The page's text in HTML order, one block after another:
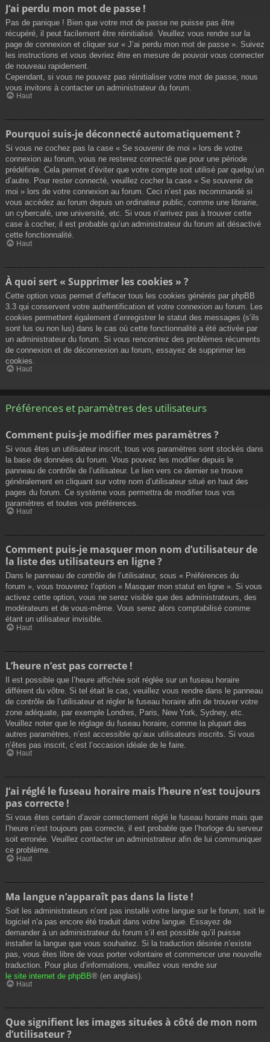
J’ai perdu mon mot de passe !
Pas de panique ! Bien que votre mot de passe ne puisse pas être
récupéré, il peut facilement être réinitialisé. Veuillez vous rendre sur la
page de connexion et cliquer sur « J’ai perdu mon mot de passe ». Suivez
les instructions et vous devriez être en mesure de pouvoir vous connecter
de nouveau rapidement.
Cependant, si vous ne pouvez pas réinitialiser votre mot de passe, nous
vous invitons à contacter un administrateur du forum.
Haut
Pourquoi suis-je déconnecté automatiquement ?
Si vous ne cochez pas la case « Se souvenir de moi » lors de votre
connexion au forum, vous ne resterez connecté que pour une période
prédéfinie. Cela permet d’éviter que votre compte soit utilisé par quelqu’un
d’autre. Pour rester connecté, veuillez cocher la case « Se souvenir de
moi » lors de votre connexion au forum. Ceci n’est pas recommandé si
vous accédez au forum depuis un ordinateur public, comme une librairie,
un cybercafé, une université, etc. Si vous n’arrivez pas à trouver cette
case à cocher, il est probable qu’un administrateur du forum ait désactivé
cette fonctionnalité.
Haut
À quoi sert « Supprimer les cookies » ?
Cette option vous permet d’effacer tous les cookies générés par phpBB
3.3 qui conservent votre authentification et votre connexion au forum. Les
cookies permettent également d’enregistrer le statut des messages (s’ils
sont lus ou non lus) dans le cas où cette fonctionnalité a été activée par
un administrateur du forum. Si vous rencontrez des problèmes récurrents
de connexion et de déconnexion au forum, essayez de supprimer les
cookies.
Haut
Préférences et paramètres des utilisateurs
Comment puis-je modifier mes paramètres ?
Si vous êtes un utilisateur inscrit, tous vos paramètres sont stockés dans
la base de données du forum. Vous pouvez les modifier depuis le
panneau de contrôle de l’utilisateur. Le lien vers ce dernier se trouve
généralement en cliquant sur votre nom d’utilisateur situé en haut des
pages du forum. Ce système vous permettra de modifier tous vos
paramètres et toutes vos préférences.
Haut
Comment puis-je masquer mon nom d’utilisateur de
la liste des utilisateurs en ligne ?
Dans le panneau de contrôle de l’utilisateur, sous « Préférences du
forum », vous trouverez l’option « Masquer mon statut en ligne ». Si vous
activez cette option, vous ne serez visible que des administrateurs, des
modérateurs et de vous-même. Vous serez alors comptabilisé comme
étant un utilisateur invisible.
Haut
L’heure n’est pas correcte !
Il est possible que l’heure affichée soit réglée sur un fuseau horaire
différent du vôtre. Si tel était le cas, veuillez vous rendre dans le panneau
de contrôle de l’utilisateur et régler le fuseau horaire afin de trouver votre
zone adéquate, par exemple Londres, Paris, New York, Sydney, etc.
Veuillez noter que le réglage du fuseau horaire, comme la plupart des
autres paramètres, n’est accessible qu’aux utilisateurs inscrits. Si vous
n’êtes pas inscrit, c’est l’occasion idéale de le faire.
Haut
J’ai réglé le fuseau horaire mais l’heure n’est toujours
pas correcte !
Si vous êtes certain d’avoir correctement réglé le fuseau horaire mais que
l’heure n’est toujours pas correcte, il est probable que l’horloge du serveur
soit erronée. Veuillez contacter un administrateur afin de lui communiquer
ce problème.
Haut
Ma langue n’apparaît pas dans la liste !
Soit les administrateurs n’ont pas installé votre langue sur le forum, soit le
logiciel n’a pas encore été traduit dans votre langue. Essayez de
demander à un administrateur du forum s’il est possible qu’il puisse
installer la langue que vous souhaitez. Si la traduction désirée n’existe
pas, vous êtes libre de vous porter volontaire et commencer une nouvelle
traduction. Pour plus d’informations, veuillez vous rendre sur
le site internet de phpBB® (en anglais).
Haut
Que signifient les images situées à côté de mon nom
d’utilisateur ?